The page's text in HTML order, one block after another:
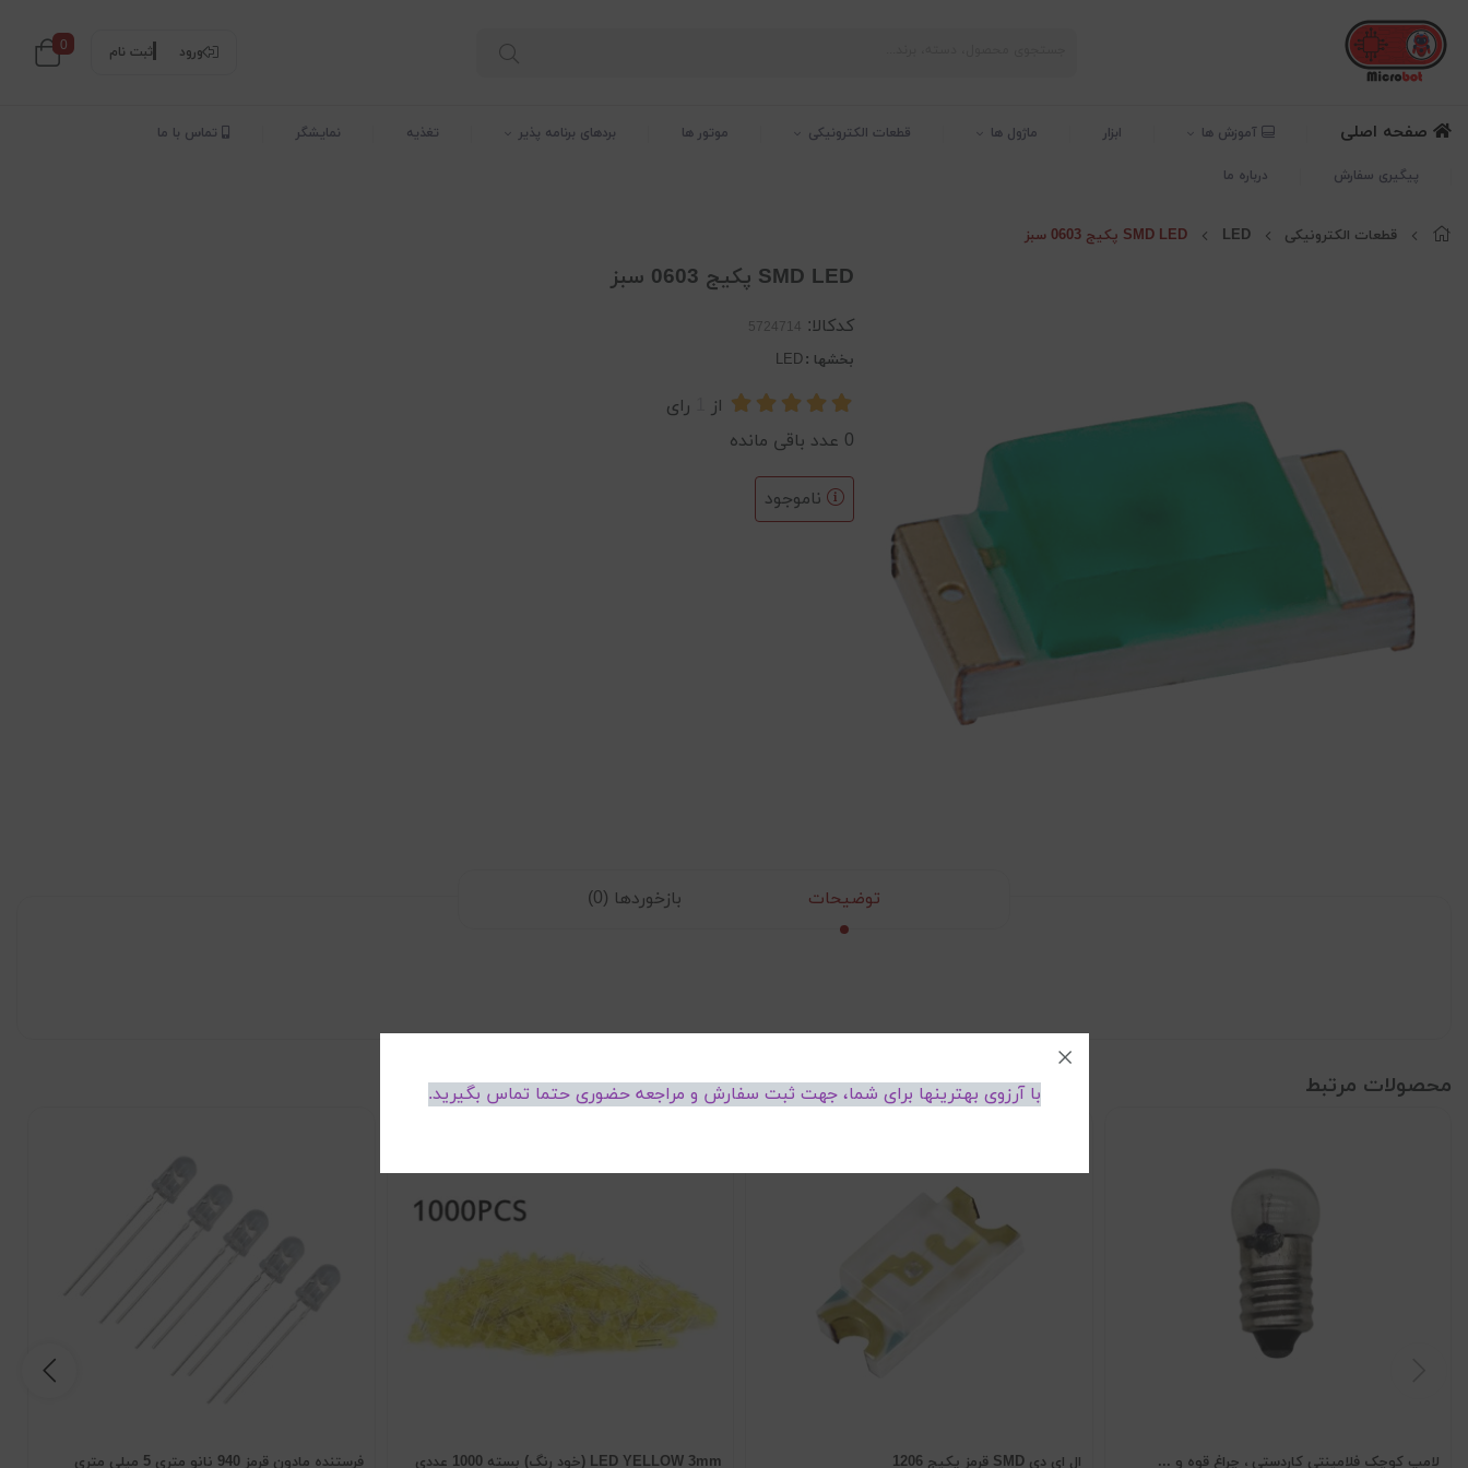
ورود ثبت نام 0
صفحه اصلی آموزش ها ابزار ماژول ها قطعات الکترونیکی موتور ها بردهای برنامه پذیر تغذیه نمایشگر تماس با ما
پیگیری سفارش درباره ما
قطعات الکترونیکی LED SMD LED پکیج 0603 سبز
SMD LED پکیج 0603 سبز
کدکالا:
بخشها :LED
از
رای
0 عدد باقی مانده
ناموجود
توضیحات بازخوردها (0)
محصولات مرتبط
لامپ کوچک فلامینتی کاردستی ، چراغ قوه و ... ال ای دی SMD قرمز پکیج 1206 LED YELLOW 3mm (خود رنگ) بسته 1000 عددی فرستنده مادون قرمز 940 نانو متری 5 میلی متری
با آرزوی بهترینها برای شما، جهت ثبت سفارش و مراجعه حضوری حتما تماس بگیرید.